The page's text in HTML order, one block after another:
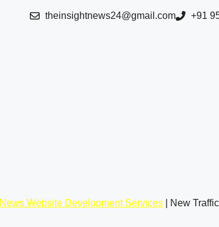
theinsightnews24@gmail.com
+91
News Website Development Services | New